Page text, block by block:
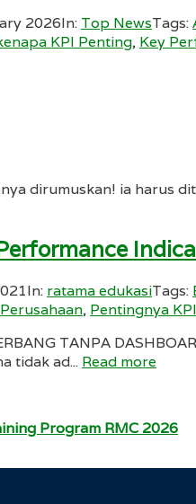
2026In: Top NewsTags:
KPI Penting, Key
dirumuskan! ia harus
In: ratama edukasiTags:
, Pentingnya
TANPA
tidak ad... Read more
Program RMC 2026